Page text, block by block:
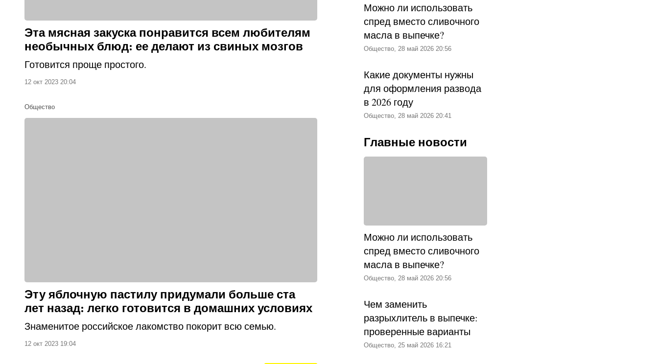
Эта мясная закуска понравится всем любителям
необычных блюд: ее делают из свиных мозгов
Готовится проще простого.
12 окт 2023 20:04
Общество
Эту яблочную пастилу придумали больше ста
лет назад: легко готовится в домашних условиях
Знаменитое российское лакомство покорит всю семью.
12 окт 2023 19:04
Можно ли использовать
спред вместо сливочного
масла в выпечке?
Общество, 28 май 2026 20:56
Какие документы нужны
для оформления развода
в 2026 году
Общество, 28 май 2026 20:41
Главные новости
Можно ли использовать
спред вместо сливочного
масла в выпечке?
Общество, 28 май 2026 20:56
Чем заменить
разрыхлитель в выпечке:
проверенные варианты
Общество, 25 май 2026 16:21